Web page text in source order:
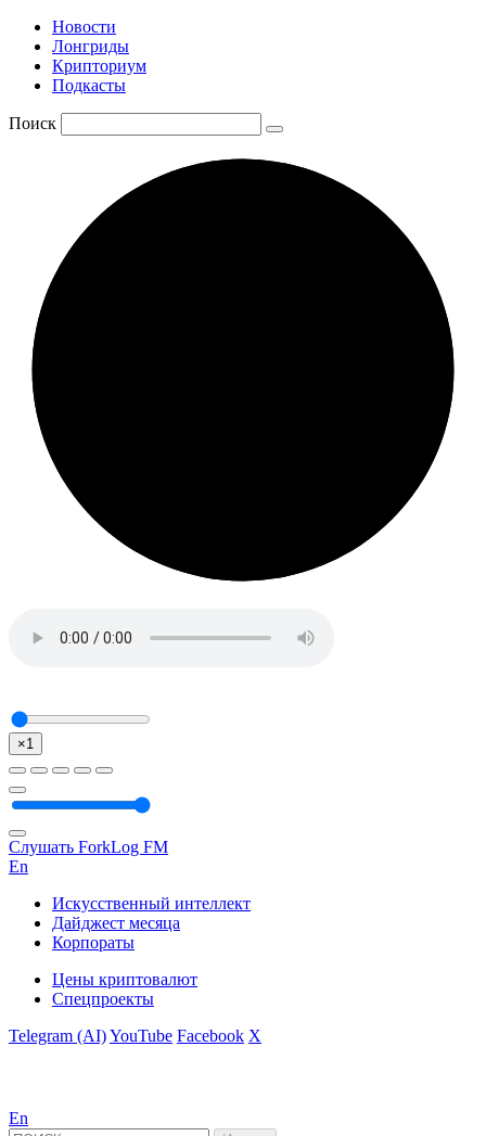
Новости
Лонгриды
Крипториум
Подкасты
Поиск
×1
Слушать ForkLog FM
En
Искусственный интеллект
Дайджест месяца
Корпораты
Цены криптовалют
Спецпроекты
Telegram (AI)YouTube Facebook X
En